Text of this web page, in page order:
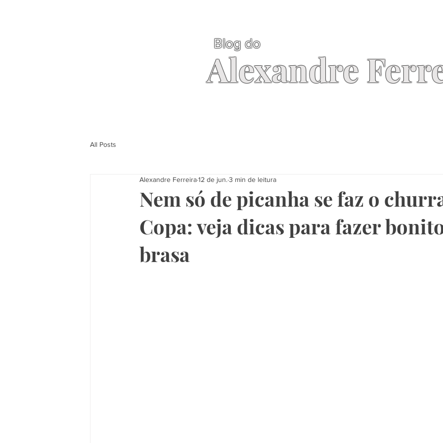
Alexandre
Blog do
All Posts
Nem só de picanha se faz o
Copa: veja dicas para fazer
brasa
Alexandre Ferreira12 de jun. 3 min de leitura